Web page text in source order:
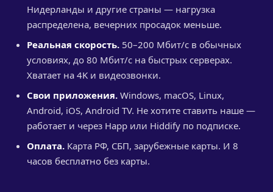
Нидерланды и другие страны — нагрузка
распределена, вечерних просадок меньше.
Реальная скорость. 50–200 Мбит/с в обычных
условиях, до 80 Мбит/с на быстрых серверах.
Хватает на 4K и видеозвонки.
Свои приложения. Windows, macOS, Linux,
Android, iOS, Android TV. Не хотите ставить наше —
работает и через Happ или Hiddify по подписке.
Оплата. Карта РФ, СБП, зарубежные карты. И 8
часов бесплатно без карты.